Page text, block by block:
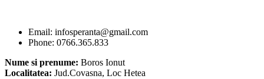
Email: infosperanta@gmail.com
Phone: 0766.365.833
Nume si prenume: Boros Ionut
Localitatea: Jud.Covasna, Loc Hetea